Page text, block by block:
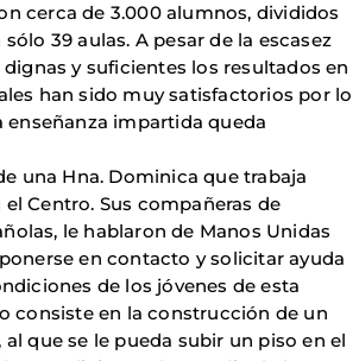
cerca de 3.000 alumnos, divididos
39 aulas. A pesar de la escasez
y suficientes los resultados en
han sido muy satisfactorios por lo
enseñanza impartida queda
una Hna. Dominica que trabaja
Centro. Sus compañeras de
le hablaron de Manos Unidas
en contacto y solicitar ayuda
de los jóvenes de esta
consiste en la construcción de un
que se le pueda subir un piso en el